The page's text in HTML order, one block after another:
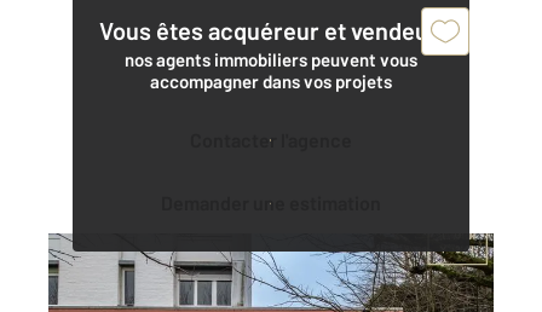
Vous êtes acquéreur et vendeur,
nos agents immobiliers peuvent vous
accompagner dans vos projets
Contacter l'agence
Demander une estimation
MAUBEUGE 59
76 m
, 7 pièces